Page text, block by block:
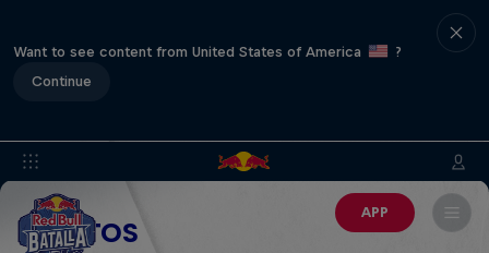
Want to see content from United States of America
?
Continue
APP
EVENTOS